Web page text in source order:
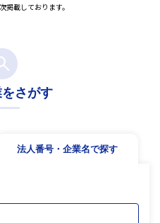
載しております。
さがす
法人番号・企業名で探す